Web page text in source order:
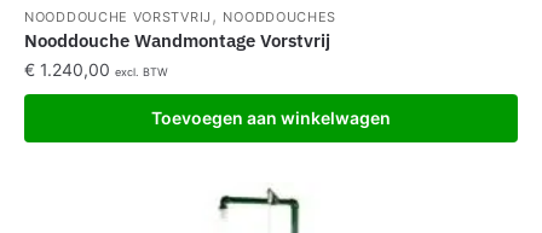
NOODDOUCHE VORSTVRIJ , NOODDOUCHES
Nooddouche Wandmontage Vorstvrij
€ 1.240,00 excl. BTW
Toevoegen aan winkelwagen